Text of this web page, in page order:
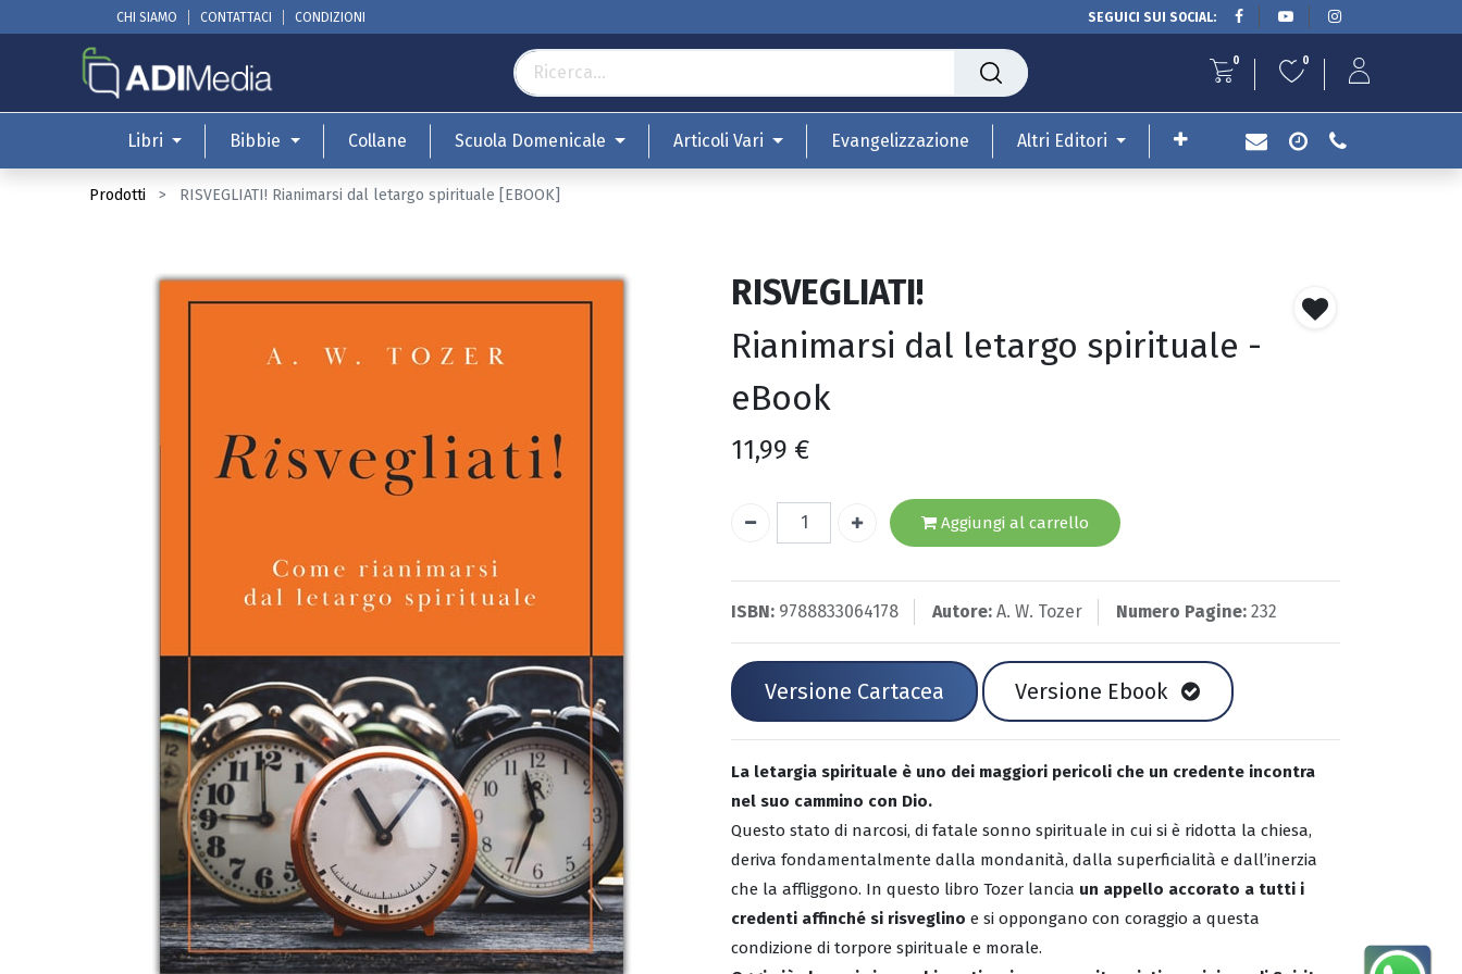
CHI SIAMO CONTATTACI CONDIZIONI SEGUICI SUI SOCIAL:
0 0
Libri Bibbie Collane Scuola Domenicale Articoli Vari Evangelizzazione Altri Editori
Prodotti RISVEGLIATI! Rianimarsi dal letargo spirituale [EBOOK]
RISVEGLIATI!
Rianimarsi dal letargo spirituale -
eBook
11,99 €
Aggiungi al carrello
ISBN: 9788833064178 Autore: A. W. Tozer Numero Pagine: 232
Versione Cartacea Versione Ebook
La letargia spirituale è uno dei maggiori pericoli che un credente incontra
nel suo cammino con Dio.
Questo stato di narcosi, di fatale sonno spirituale in cui si è ridotta la chiesa,
deriva fondamentalmente dalla mondanità, dalla superficialità e dall’inerzia
che la affliggono. In questo libro Tozer lancia un appello accorato a tutti i
credenti affinché si risveglino e si oppongano con coraggio a questa
condizione di torpore spirituale e morale.